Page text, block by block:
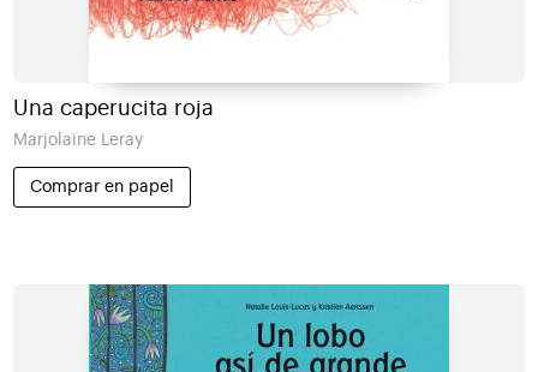
Una caperucita roja
Marjolaine Leray
Comprar en papel